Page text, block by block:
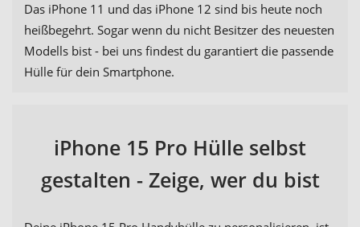
Das iPhone 11 und das iPhone 12 sind bis heute noch
heißbegehrt. Sogar wenn du nicht Besitzer des neuesten
Modells bist - bei uns findest du garantiert die passende
Hülle für dein Smartphone.
iPhone 15 Pro Hülle selbst
gestalten - Zeige, wer du bist